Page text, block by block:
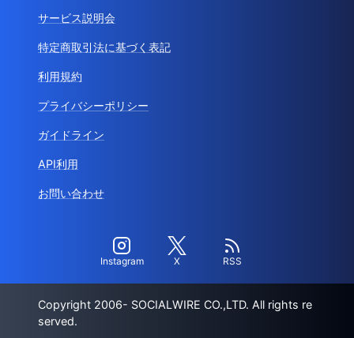
サービス説明会
特定商取引法に基づく表記
利用規約
プライバシーポリシー
ガイドライン
API利用
お問い合わせ
Instagram X RSS
Copyright 2006- SOCIALWIRE CO.,LTD. All rights re
served.